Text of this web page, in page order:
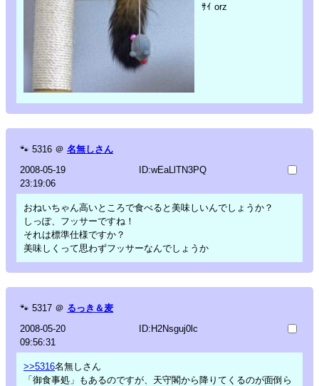
ｻｲ orz
🐾 5316 ＠ 名無しさん
2008-05-19
23:19:06
ID:wEaLlTN3PQ
おねいちゃん高いところで食べると美味しいんでしょうか？
しっぽ、フッサーですね！
それは標準仕様ですか？
美味しくって思わずフッサーなんでしょうか
🐾 5317 ＠ るっき＆麦
2008-05-20
09:56:31
ID:H2Nsguj0lc
>>5316名無しさん
「御食事処」もあるのですが、天守閣から降りてくるのが面倒ら